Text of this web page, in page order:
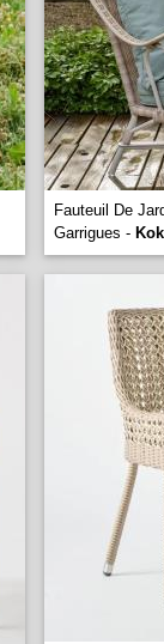
Fauteuil De
Garrigues - Kok